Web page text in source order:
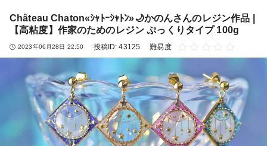
Château Chaton«ｼｬﾄｰｼｬﾄﾝ»🌙かのんさんのレジン作品 |
【高粘度】作家のためのレジン ぷっくりタイプ 100g
2023年06月28日 22:50 投稿ID:43125 難易度